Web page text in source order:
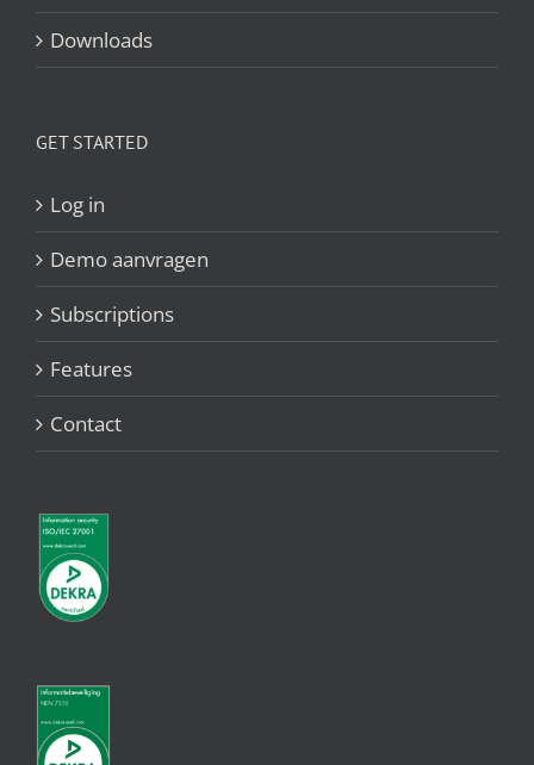
Downloads
GET STARTED
Log in
Demo aanvragen
Subscriptions
Features
Contact